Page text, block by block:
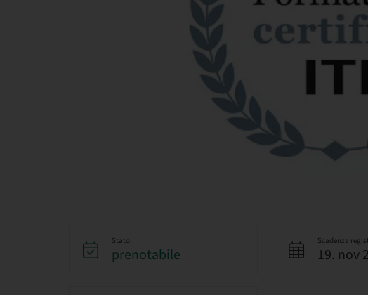
Stato
prenotabile
Scadenza
19. nov